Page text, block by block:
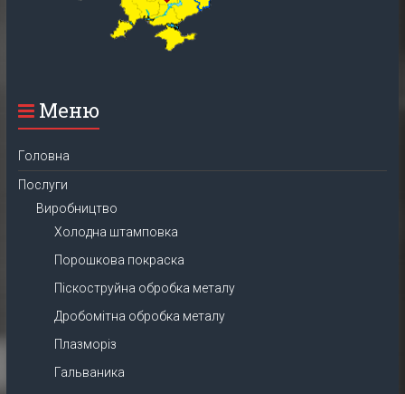
Меню
Головна
Послуги
Виробництво
Холодна штамповка
Порошкова покраска
Піскоструйна обробка металу
Дробомітна обробка металу
Плазморіз
Гальваника